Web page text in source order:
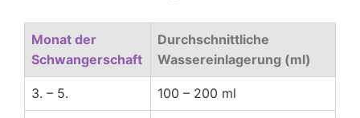
Monat der
Schwangerschaft
Durchschnittliche
Wassereinlagerung (ml)
3. – 5. 100 – 200 ml